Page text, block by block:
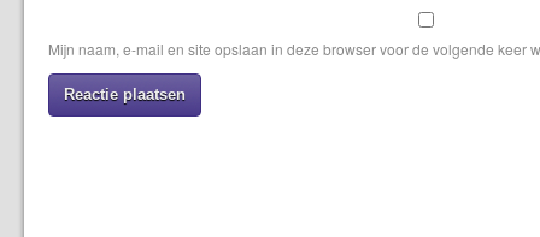
Mijn naam, e-mail en site opslaan in deze browser voor de volgende keer